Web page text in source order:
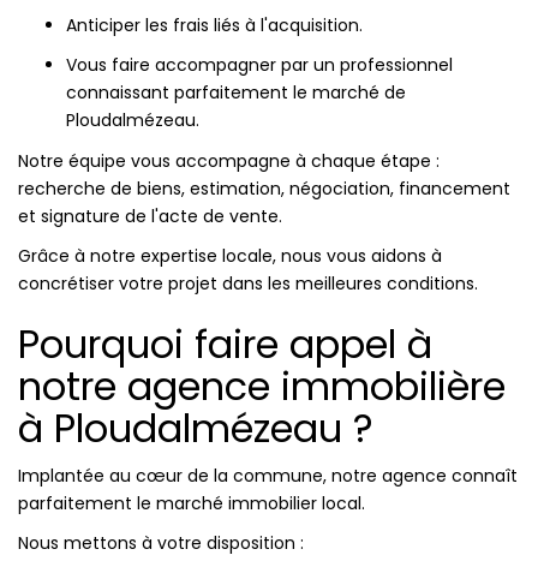
Anticiper les frais liés à l'acquisition.
Vous faire accompagner par un professionnel
connaissant parfaitement le marché de
Ploudalmézeau.
Notre équipe vous accompagne à chaque étape :
recherche de biens, estimation, négociation, financement
et signature de l'acte de vente.
Grâce à notre expertise locale, nous vous aidons à
concrétiser votre projet dans les meilleures conditions.
Pourquoi faire appel à
notre agence immobilière
à Ploudalmézeau ?
Implantée au cœur de la commune, notre agence connaît
parfaitement le marché immobilier local.
Nous mettons à votre disposition :